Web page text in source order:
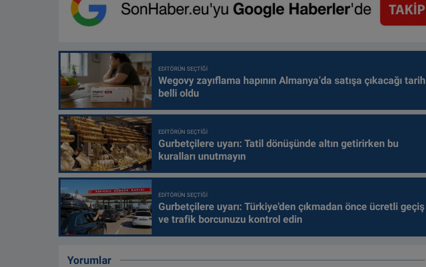
EDITÖRÜN SEÇTIĞI
Wegovy zayıflama hapının Almanya’da satışa çıkacağı tarih
belli oldu
EDITÖRÜN SEÇTIĞI
Gurbetçilere uyarı: Tatil dönüşünde altın getirirken bu
kuralları unutmayın
EDITÖRÜN SEÇTIĞI
Gurbetçilere uyarı: Türkiye'den çıkmadan önce ücretli geçiş
ve trafik borcunuzu kontrol edin
Yorumlar